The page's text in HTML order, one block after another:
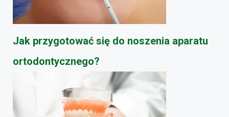
Jak przygotować się do noszenia aparatu
ortodontycznego?